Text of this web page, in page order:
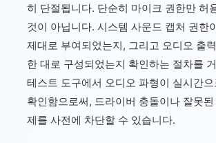
히 단절됩니다. 단순히 마이크 권한만 허
것이 아닙니다. 시스템 사운드 캡처 권한
제대로 부여되었는지, 그리고 오디오 출
한 대로 구성되었는지 확인하는 절차를
테스트 도구에서 오디오 파형이 실시간
확인함으로써, 드라이버 충돌이나 잘못
제를 사전에 차단할 수 있습니다.